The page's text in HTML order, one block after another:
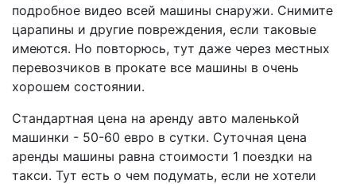
подробное видео всей машины снаружи. Снимите
царапины и другие повреждения, если таковые
имеются. Но повторюсь, тут даже через местных
перевозчиков в прокате все машины в очень
хорошем состоянии.
Стандартная цена на аренду авто маленькой
машинки - 50-60 евро в сутки. Суточная цена
аренды машины равна стоимости 1 поездки на
такси. Тут есть о чем подумать, если не хотели